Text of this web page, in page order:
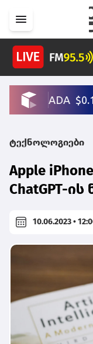
ტექნოლოგიები
Apple
ChatGPT-ის
10.06.2023 •